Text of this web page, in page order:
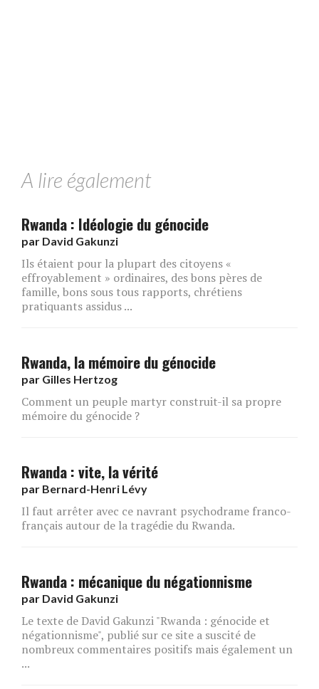
A lire également
Rwanda : Idéologie du génocide
par David Gakunzi
Ils étaient pour la plupart des citoyens «
effroyablement » ordinaires, des bons pères de
famille, bons sous tous rapports, chrétiens
pratiquants assidus ...
Rwanda, la mémoire du génocide
par Gilles Hertzog
Comment un peuple martyr construit-il sa propre
mémoire du génocide ?
Rwanda : vite, la vérité
par Bernard-Henri Lévy
Il faut arrêter avec ce navrant psychodrame franco-
français autour de la tragédie du Rwanda.
Rwanda : mécanique du négationnisme
par David Gakunzi
Le texte de David Gakunzi "Rwanda : génocide et
négationnisme", publié sur ce site a suscité de
nombreux commentaires positifs mais également un
...